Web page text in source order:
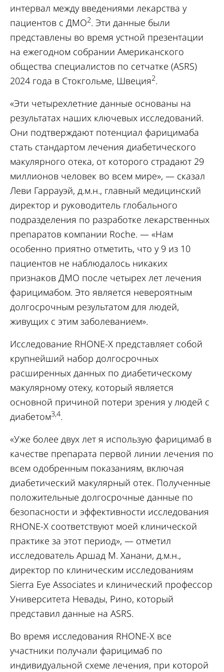
интервал между введениями лекарства у
пациентов с ДМО2. Эти данные были
представлены во время устной презентации
на ежегодном собрании Американского
общества специалистов по сетчатке (ASRS)
2024 года в Стокгольме, Швеция2.
«Эти четырехлетние данные основаны на
результатах наших ключевых исследований.
Они подтверждают потенциал фарицимаба
стать стандартом лечения диабетического
макулярного отека, от которого страдают 29
миллионов человек во всем мире», — сказал
Леви Гаррауэй, д.м.н., главный медицинский
директор и руководитель глобального
подразделения по разработке лекарственных
препаратов компании Roche. — «Нам
особенно приятно отметить, что у 9 из 10
пациентов не наблюдалось никаких
признаков ДМО после четырех лет лечения
фарицимабом. Это является невероятным
долгосрочным результатом для людей,
живущих с этим заболеванием».
Исследование RHONE-X представляет собой
крупнейший набор долгосрочных
расширенных данных по диабетическому
макулярному отеку, который является
основной причиной потери зрения у людей с
диабетом3,4.
«Уже более двух лет я использую фарицимаб в
качестве препарата первой линии лечения по
всем одобренным показаниям, включая
диабетический макулярный отек. Полученные
положительные долгосрочные данные по
безопасности и эффективности исследования
RHONE-X соответствуют моей клинической
практике за этот период», — отметил
исследователь Аршад М. Ханани, д.м.н.,
директор по клиническим исследованиям
Sierra Eye Associates и клинический профессор
Университета Невады, Рино, который
представил данные на ASRS.
Во время исследования RHONE-X все
участники получали фарицимаб по
индивидуальной схеме лечения, при которой